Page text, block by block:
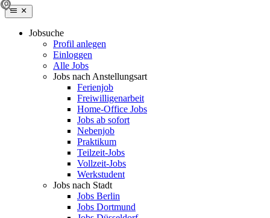
Jobsuche
Profil anlegen
Einloggen
Alle Jobs
Jobs nach Anstellungsart
Ferienjob
Freiwilligenarbeit
Home-Office Jobs
Jobs ab sofort
Nebenjob
Praktikum
Teilzeit-Jobs
Vollzeit-Jobs
Werkstudent
Jobs nach Stadt
Jobs Berlin
Jobs Dortmund